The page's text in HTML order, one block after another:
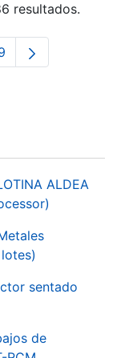
resultados.
intermedias Use
ALDEA
sentado
de